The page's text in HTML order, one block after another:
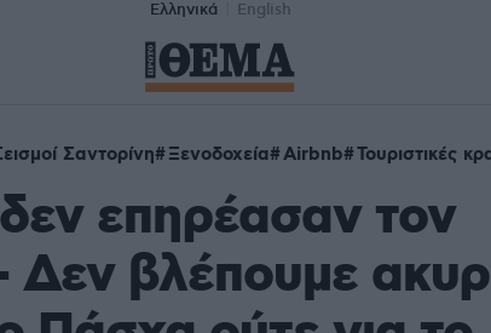
Ελληνικά English
Σαντορίνη Ξενοδοχεία Airbnb Τουριστικές
επηρέασαν τον
Δεν βλέπουμε